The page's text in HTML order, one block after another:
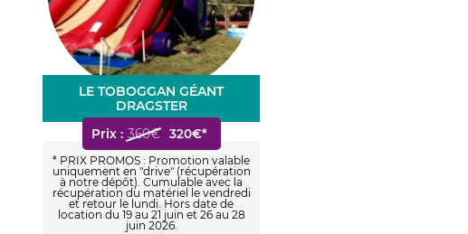
LE TOBOGGAN GÉANT
DRAGSTER
Prix : 360€ 320€*
* PRIX PROMOS : Promotion valable
uniquement en "drive" (récupération
à notre dépôt). Cumulable avec la
récupération du matériel le vendredi
et retour le lundi. Hors date de
location du 19 au 21 juin et 26 au 28
juin 2026.